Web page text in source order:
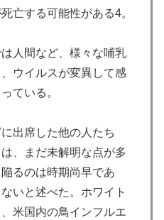
亡する可能性がある4。
人間など、様々な哺乳
ウイルスが変異して感
ている。
出席した他の人たち
、まだ未解明な点が多
るのは時期尚早であ
いと述べた。ホワイト
米国内の鳥インフルエ